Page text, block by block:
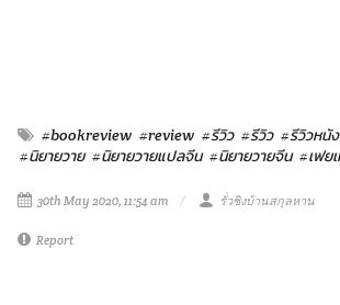
#bookreview #review #รีวิว #รีวิว #รีวิวหนั
#นิยายวาย #นิยายวายแปลจีน #นิยายวายจีน #เฟย
30th May 2020, 11:54 am รั่วชิงบ้านสกุลหาน
Report